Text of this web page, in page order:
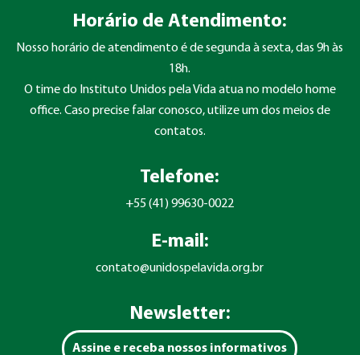
Horário de Atendimento:
Nosso horário de atendimento é de segunda à sexta, das 9h às
18h.
O time do Instituto Unidos pela Vida atua no modelo home
office. Caso precise falar conosco, utilize um dos meios de
contatos.
Telefone:
+55 (41) 99630-0022
E-mail:
contato@unidospelavida.org.br
Newsletter:
Assine e receba nossos informativos